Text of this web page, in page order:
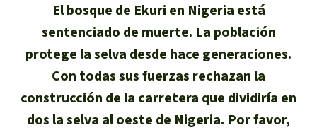
Widget Salva la Selva
Agenda
Selva tropical
Derechos de la Naturaleza
Bioenergía
FAQ
Transparencia
Contacto
English
Français
Italiano
Defensoras y defensores de la
selva
África
Latinoamérica
El bosque de Ekuri en Nigeria está
sentenciado de muerte. La población
protege la selva desde hace generaciones.
Con todas sus fuerzas rechazan la
construcción de la carretera que dividiría en
dos la selva al oeste de Nigeria. Por favor,